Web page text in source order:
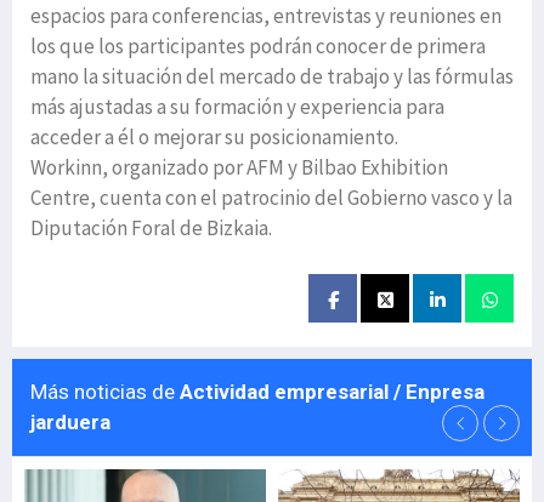
espacios para conferencias, entrevistas y reuniones en
los que los participantes podrán conocer de primera
mano la situación del mercado de trabajo y las fórmulas
más ajustadas a su formación y experiencia para
acceder a él o mejorar su posicionamiento.
Workinn, organizado por AFM y Bilbao Exhibition
Centre, cuenta con el patrocinio del Gobierno vasco y la
Diputación Foral de Bizkaia.
Más noticias de Actividad empresarial / Enpresa
jarduera